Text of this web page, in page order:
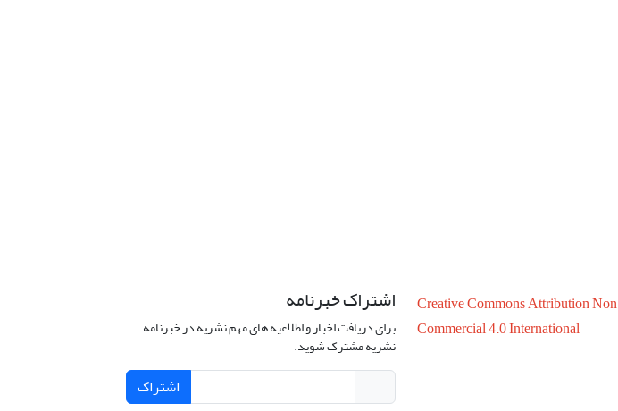
Creative Commons Attribution Non
Commercial 4.0 International
اشتراک خبرنامه
برای دریافت اخبار و اطلاعیه های مهم نشریه در خبرنامه
نشریه مشترک شوید.
اشتراک